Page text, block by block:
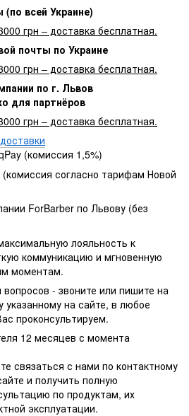
всей Украине)
грн – доставка бесплатная.
почты по Украине
грн – доставка бесплатная.
по г. Львов
для партнёров
грн – доставка бесплатная.
(комиссия 1,5%)
согласно тарифам Новой
ForBarber по Львову (без
лояльность к
коммуникацию и мгновенную
моментам.
- звоните или пишите на
на сайте, в любое
проконсультируем.
12 месяцев с момента
связаться с нами по контактному
и получить полную
по продуктам, их
эксплуатации.